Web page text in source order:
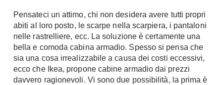
Pensateci un attimo, chi non desidera avere tutti propri
abiti al loro posto, le scarpe nella scarpiera, i pantaloni
nelle rastrelliere, ecc. La soluzione è certamente una
bella e comoda cabina armadio. Spesso si pensa che
sia una cosa irrealizzabile a causa dei costi eccessivi,
ecco che Ikea, propone cabine armadio dai prezzi
davvero ragionevoli. Vi sono due possibilità, la prima è